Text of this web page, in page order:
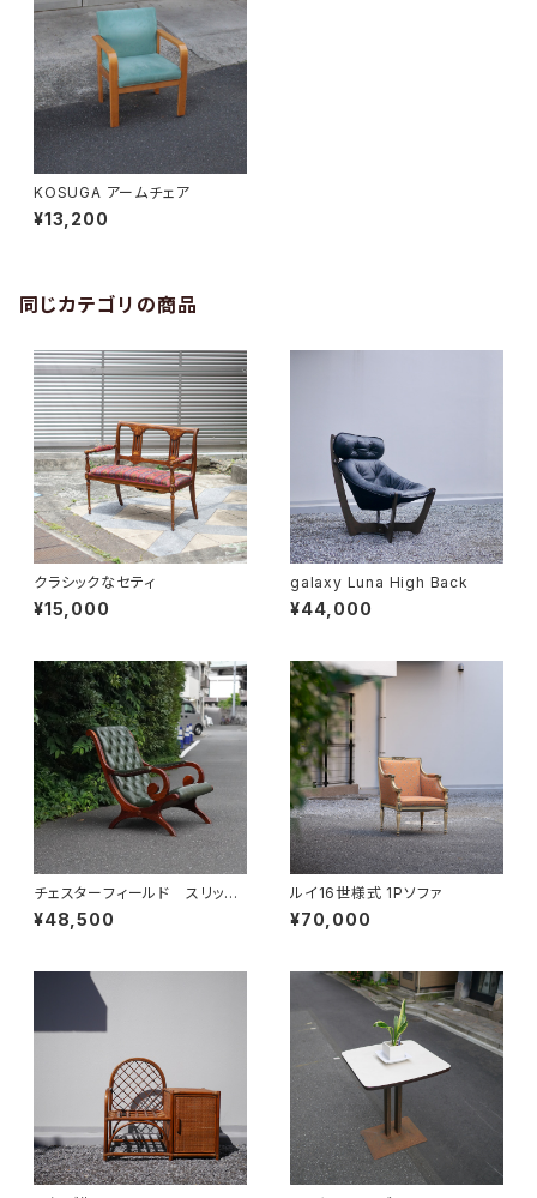
KOSUGA アームチェア
¥13,200
同じカテゴリの商品
クラシックなセティ
¥15,000
galaxy Luna High Back
¥44,000
チェスターフィールド スリッパ
ーチェア
¥48,500
ルイ16世様式 1Pソファ
¥70,000